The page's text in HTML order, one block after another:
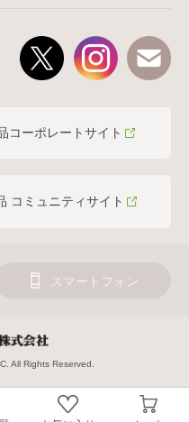
コーポレートサイト
コミュニティサイト
スマートフォン
All Rights Reserved.